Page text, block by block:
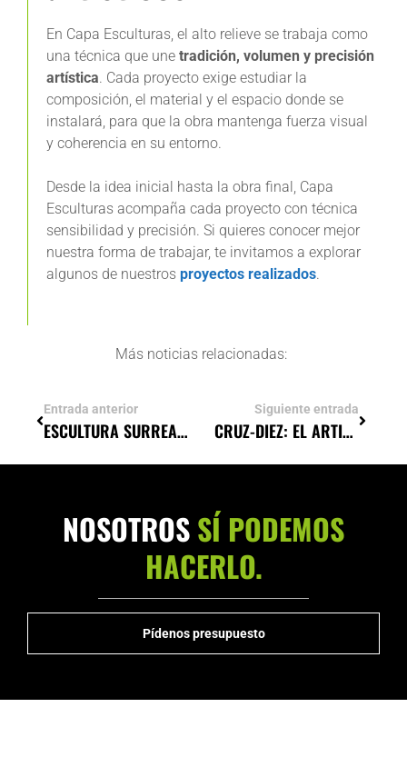
En Capa Esculturas, el alto relieve se trabaja como
una técnica que une tradición, volumen y precisión
artística. Cada proyecto exige estudiar la
composición, el material y el espacio donde se
instalará, para que la obra mantenga fuerza visual
y coherencia en su entorno.
Desde la idea inicial hasta la obra final, Capa
Esculturas acompaña cada proyecto con técnica
sensibilidad y precisión. Si quieres conocer mejor
nuestra forma de trabajar, te invitamos a explorar
algunos de nuestros proyectos realizados.
Más noticias relacionadas:
Entrada anterior
ESCULTURA SURREALISTA: EL ARTE DE DAR FORMA A LO IMAGINARIO
Siguiente entrada
CRUZ-DIEZ: EL ARTISTA QUE TRANSFORMÓ EL COLOR EN MOVIMIENTO
Pídenos presupuesto
NOSOTROSSÍ PODEMOS
HACERLO.